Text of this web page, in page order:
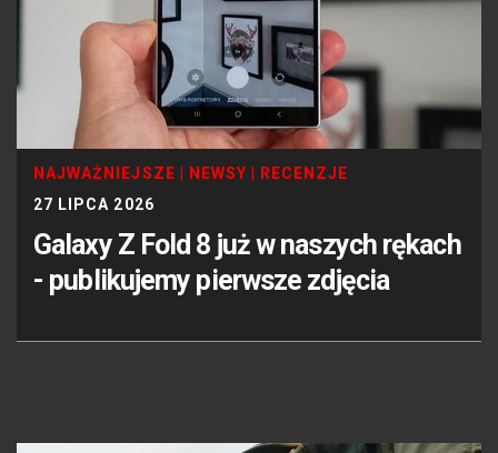
NAJWAŻNIEJSZE NEWSY
RECENZJE
27 LIPCA 2026
Galaxy Z Fold 8 już w naszych rękach
- publikujemy pierwsze zdjęcia